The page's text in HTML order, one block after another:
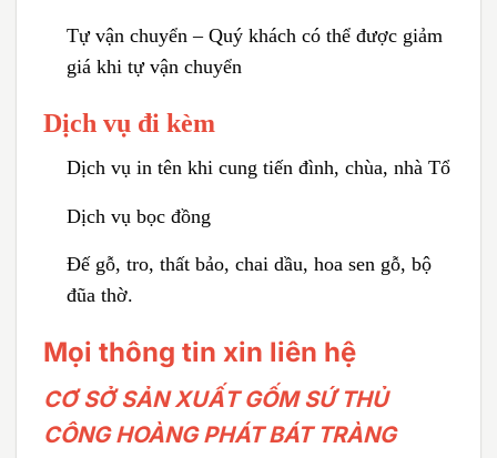
Tự vận chuyển – Quý khách có thể được giảm
giá khi tự vận chuyển
Dịch vụ đi kèm
Dịch vụ in tên khi cung tiến đình, chùa, nhà Tổ
Dịch vụ bọc đồng
Đế gỗ, tro, thất bảo, chai dầu, hoa sen gỗ, bộ
đũa thờ.
Mọi thông tin xin liên hệ
CƠ SỞ SẢN XUẤT GỐM SỨ THỦ
CÔNG HOÀNG PHÁT BÁT TRÀNG